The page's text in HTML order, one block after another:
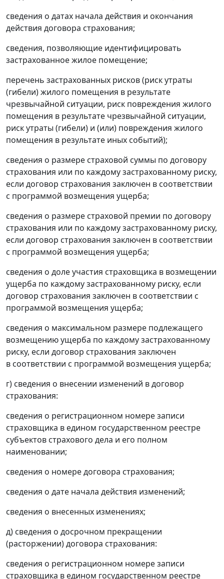
сведения о датах начала действия и окончания
действия договора страхования;
сведения, позволяющие идентифицировать
застрахованное жилое помещение;
перечень застрахованных рисков (риск утраты
(гибели) жилого помещения в результате
чрезвычайной ситуации, риск повреждения жилого
помещения в результате чрезвычайной ситуации,
риск утраты (гибели) и (или) повреждения жилого
помещения в результате иных событий);
сведения о размере страховой суммы по договору
страхования или по каждому застрахованному риску,
если договор страхования заключен в соответствии
с программой возмещения ущерба;
сведения о размере страховой премии по договору
страхования или по каждому застрахованному риску,
если договор страхования заключен в соответствии
с программой возмещения ущерба;
сведения о доле участия страховщика в возмещении
ущерба по каждому застрахованному риску, если
договор страхования заключен в соответствии с
программой возмещения ущерба;
сведения о максимальном размере подлежащего
возмещению ущерба по каждому застрахованному
риску, если договор страхования заключен
в соответствии с программой возмещения ущерба;
г) сведения о внесении изменений в договор
страхования:
сведения о регистрационном номере записи
страховщика в едином государственном реестре
субъектов страхового дела и его полном
наименовании;
сведения о номере договора страхования;
сведения о дате начала действия изменений;
сведения о внесенных изменениях;
д) сведения о досрочном прекращении
(расторжении) договора страхования:
сведения о регистрационном номере записи
страховщика в едином государственном реестре